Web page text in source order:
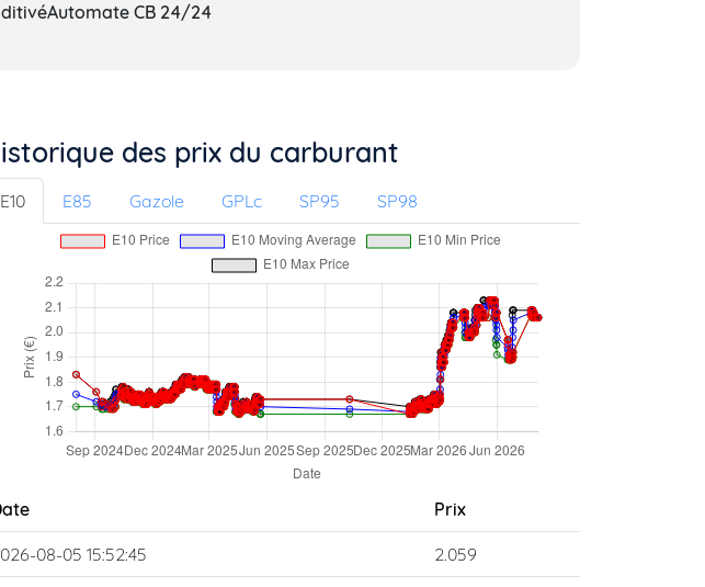
Automate CB 24/24
des prix du carburant
E10 E85 Gazole GPLc SP95 SP98
Prix
08-05 15:52:45 2.059